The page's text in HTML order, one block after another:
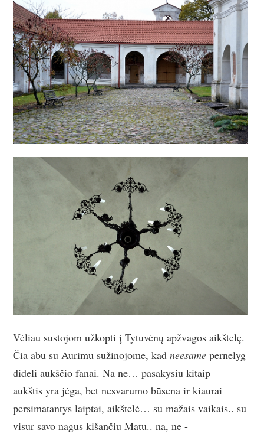
Vėliau sustojom užkopti į Tytuvėnų apžvagos aikštelę.
Čia abu su Aurimu sužinojome, kadneesame pernelyg
dideli aukščio fanai. Na ne… pasakysiu kitaip –
aukštis yra jėga, bet nesvarumo būsena ir kiaurai
persimatantys laiptai, aikštelė… su mažais vaikais.. su
visur savo nagus kišančiu Matu.. na, ne -